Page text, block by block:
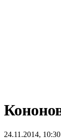
24.11.2014, 10:30